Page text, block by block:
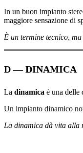
In un buon impianto
maggiore sensazione di
È un termine tecnico,
D — DINAMICA
La dinamica è una delle
Un impianto dinamico
La dinamica dà vita alla